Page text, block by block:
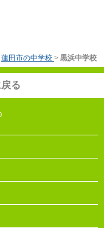
蓮田市の中学校 > 黒浜中学校
る